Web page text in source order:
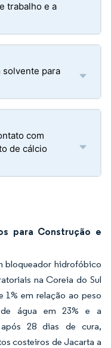
trabalho e a
para
com
de cálcio
para Construção e
bloqueador hidrofóbico
na Coreia do Sul
1% em relação ao peso
água em 23% e a
28 dias de cura,
costeiros de Jacarta a